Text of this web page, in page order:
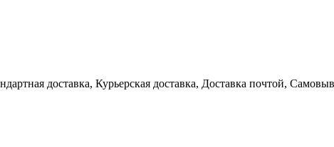
доставка, Курьерская доставка, Доставка почтой,